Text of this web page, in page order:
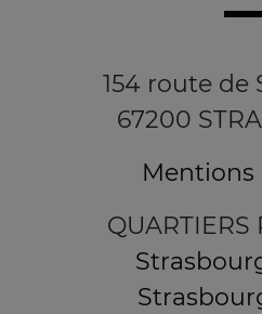
154 route de
67200
Mentions
QUARTIERS